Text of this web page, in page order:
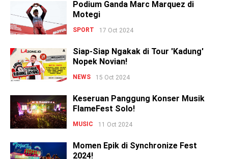
Podium Ganda Marc Marquez di
Motegi
SPORT 17 Oct 2024
Siap-Siap Ngakak di Tour 'Kadung'
Nopek Novian!
NEWS 15 Oct 2024
Keseruan Panggung Konser Musik
FlameFest Solo!
MUSIC 11 Oct 2024
Momen Epik di Synchronize Fest
2024!